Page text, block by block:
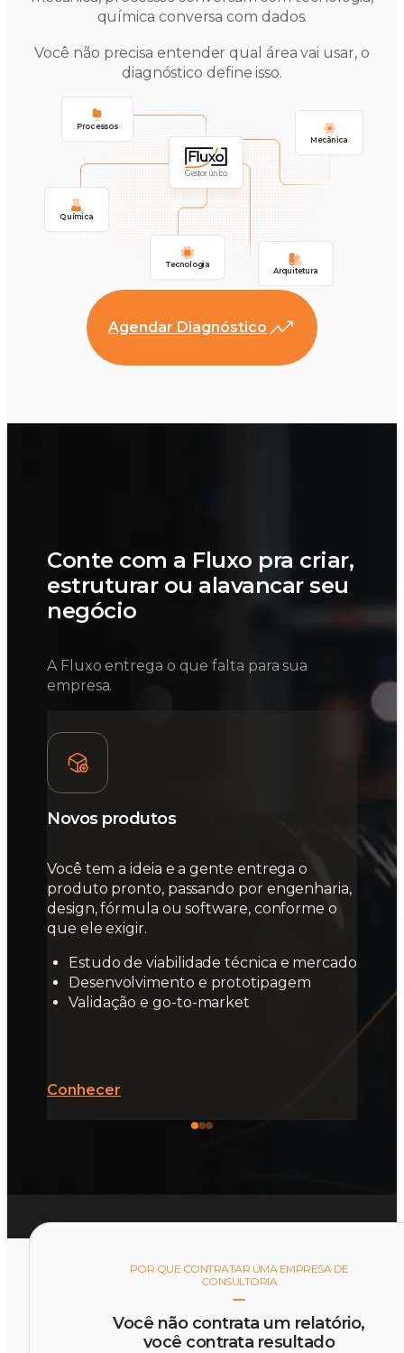
Processos
Gestor único
Mecânica
Tecnologia
Arquitetura
Química
química conversa com dados.
Você não precisa entender qual área vai usar, o
diagnóstico define isso.
Agendar Diagnóstico
Conte com a Fluxo pra criar,
estruturar ou alavancar seu
negócio
A Fluxo entrega o que falta para sua
empresa.
Novos produtos
Você tem a ideia e a gente entrega o
produto pronto, passando por engenharia,
design, fórmula ou software, conforme o
que ele exigir.
Estudo de viabilidade técnica e mercado
Desenvolvimento e prototipagem
Validação e go-to-market
Conhecer
POR QUE CONTRATAR UMA EMPRESA DE
CONSULTORIA
Você não contrata um relatório,
você contrata resultado